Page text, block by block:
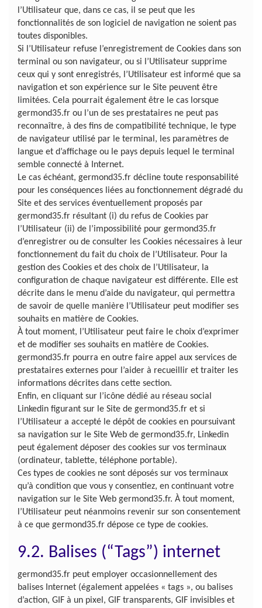
l’Utilisateur que, dans ce cas, il se peut que les
fonctionnalités de son logiciel de navigation ne soient pas
toutes disponibles.
Si l’Utilisateur refuse l’enregistrement de Cookies dans son
terminal ou son navigateur, ou si l’Utilisateur supprime
ceux qui y sont enregistrés, l’Utilisateur est informé que sa
navigation et son expérience sur le Site peuvent être
limitées. Cela pourrait également être le cas lorsque
germond35.fr ou l’un de ses prestataires ne peut pas
reconnaître, à des fins de compatibilité technique, le type
de navigateur utilisé par le terminal, les paramètres de
langue et d’affichage ou le pays depuis lequel le terminal
semble connecté à Internet.
Le cas échéant, germond35.fr décline toute responsabilité
pour les conséquences liées au fonctionnement dégradé du
Site et des services éventuellement proposés par
germond35.fr résultant (i) du refus de Cookies par
l’Utilisateur (ii) de l’impossibilité pour germond35.fr
d’enregistrer ou de consulter les Cookies nécessaires à leur
fonctionnement du fait du choix de l’Utilisateur. Pour la
gestion des Cookies et des choix de l’Utilisateur, la
configuration de chaque navigateur est différente. Elle est
décrite dans le menu d’aide du navigateur, qui permettra
de savoir de quelle manière l’Utilisateur peut modifier ses
souhaits en matière de Cookies.
À tout moment, l’Utilisateur peut faire le choix d’exprimer
et de modifier ses souhaits en matière de Cookies.
germond35.fr pourra en outre faire appel aux services de
prestataires externes pour l’aider à recueillir et traiter les
informations décrites dans cette section.
Enfin, en cliquant sur l’icône dédié au réseau social
Linkedin figurant sur le Site de germond35.fr et si
l’Utilisateur a accepté le dépôt de cookies en poursuivant
sa navigation sur le Site Web de germond35.fr, Linkedin
peut également déposer des cookies sur vos terminaux
(ordinateur, tablette, téléphone portable).
Ces types de cookies ne sont déposés sur vos terminaux
qu’à condition que vous y consentiez, en continuant votre
navigation sur le Site Web germond35.fr. À tout moment,
l’Utilisateur peut néanmoins revenir sur son consentement
à ce que germond35.fr dépose ce type de cookies.
9.2. Balises (“Tags”) internet
germond35.fr peut employer occasionnellement des
balises Internet (également appelées « tags », ou balises
d’action, GIF à un pixel, GIF transparents, GIF invisibles et